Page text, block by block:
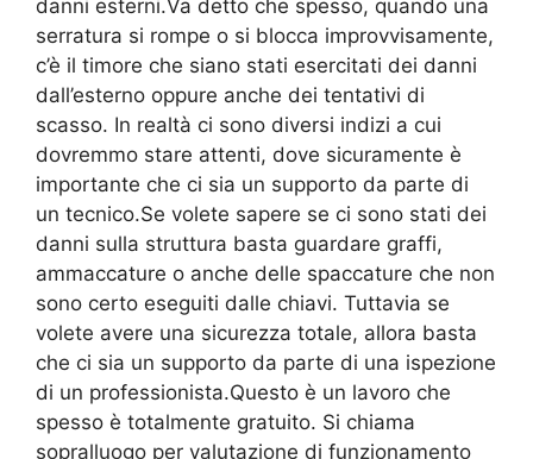
danni esterni.Va detto che spesso, quando una
serratura si rompe o si blocca improvvisamente,
c’è il timore che siano stati esercitati dei danni
dall’esterno oppure anche dei tentativi di
scasso. In realtà ci sono diversi indizi a cui
dovremmo stare attenti, dove sicuramente è
importante che ci sia un supporto da parte di
un tecnico.Se volete sapere se ci sono stati dei
danni sulla struttura basta guardare graffi,
ammaccature o anche delle spaccature che non
sono certo eseguiti dalle chiavi. Tuttavia se
volete avere una sicurezza totale, allora basta
che ci sia un supporto da parte di una ispezione
di un professionista.Questo è un lavoro che
spesso è totalmente gratuito. Si chiama
sopralluogo per valutazione di funzionamento